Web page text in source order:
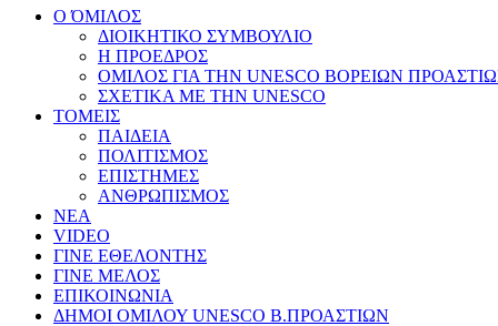
Ο ΌΜΙΛΟΣ
ΔΙΟΙΚΗΤΙΚΟ ΣΥΜΒΟΥΛΙΟ
Η ΠΡΟΕΔΡΟΣ
ΟΜΙΛΟΣ ΓΙΑ ΤΗΝ UNESCO ΒΟΡΕΙΩΝ
ΣΧΕΤΙΚΑ ΜΕ ΤΗΝ UNESCO
ΤΟΜΕΙΣ
ΠΑΙΔΕΙΑ
ΠΟΛΙΤΙΣΜΟΣ
ΕΠΙΣΤΗΜΕΣ
ΑΝΘΡΩΠΙΣΜΟΣ
ΝΕΑ
VIDEO
ΓΙΝΕ ΕΘΕΛΟΝΤΗΣ
ΓΙΝΕ ΜΕΛΟΣ
ΕΠΙΚΟΙΝΩΝΙΑ
ΔΗΜΟΙ ΟΜΙΛΟΥ UNESCO Β.ΠΡΟΑΣΤΙΩΝ